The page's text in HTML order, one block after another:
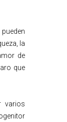
la
de
que
varios